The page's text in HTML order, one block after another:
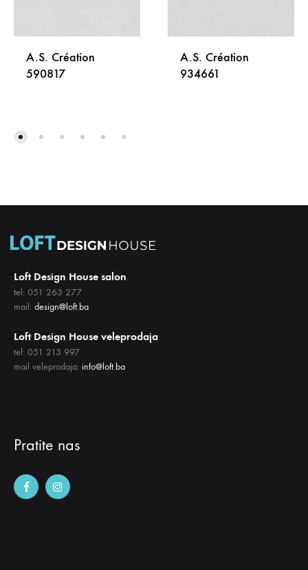
A.S. Création
590817
A.S. Création
934661
Loft Design House salon
tel: 051 263 277
mail: design@loft.ba
Loft Design House veleprodaja
tel: 051 213 997
mail veleprodaja: info@loft.ba
Pratite nas